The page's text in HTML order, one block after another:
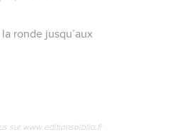
ronde jusqu’aux
sur www.editionsbiblio.fr